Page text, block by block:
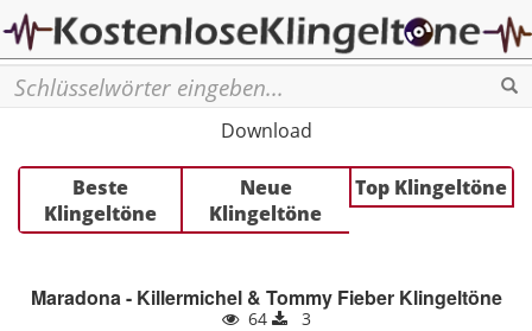
Download
Beste
Klingeltöne
Neue
Klingeltöne
Top Klingeltöne
Maradona - Killermichel & Tommy Fieber Klingeltöne
64
3